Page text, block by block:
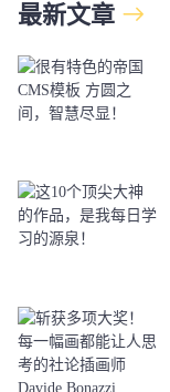
最新文章